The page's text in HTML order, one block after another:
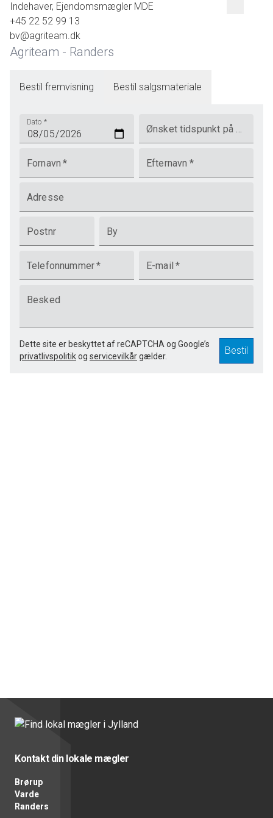
Indehaver, Ejendomsmægler MDE
+45 22 52 99 13
bv@agriteam.dk
Agriteam - Randers
Bestil fremvisning Bestil salgsmateriale
Dato *
Ønsket tidspunkt på dagen
Fornavn * Efternavn *
Adresse
Postnr By
Telefonnummer* E-mail *
Besked
Dette site er beskyttet af reCAPTCHA og Google’s
privatlivspolitikog servicevilkårgælder. Bestil
Kontakt din lokale mægler
Brørup
Varde
Randers